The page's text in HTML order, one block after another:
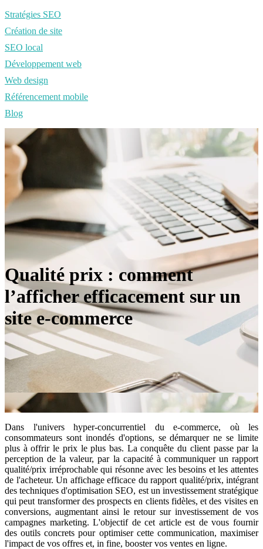
Stratégies SEO
Création de site
SEO local
Développement web
Web design
Référencement mobile
Blog
Qualité prix : comment
l’afficher efficacement sur un
site e-commerce
Dans l'univers hyper-concurrentiel du e-commerce, où les
consommateurs sont inondés d'options, se démarquer ne se limite
plus à offrir le prix le plus bas. La conquête du client passe par la
perception de la valeur, par la capacité à communiquer un rapport
qualité/prix irréprochable qui résonne avec les besoins et les attentes
de l'acheteur. Un affichage efficace du rapport qualité/prix, intégrant
des techniques d'optimisation SEO, est un investissement stratégique
qui peut transformer des prospects en clients fidèles, et des visites en
conversions, augmentant ainsi le retour sur investissement de vos
campagnes marketing. L'objectif de cet article est de vous fournir
des outils concrets pour optimiser cette communication, maximiser
l'impact de vos offres et, in fine, booster vos ventes en ligne.